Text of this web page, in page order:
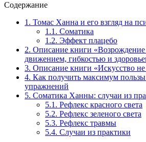
Содержание
1. Томас Ханна и его взгляд на
1.1. Соматика
1.2. Эффект плацебо
2. Описание книги «Возрождение
движением, гибкостью и
3. Описание книги «Искусство не
4. Как получить максимум
упражнений
5. Соматика Ханны: случаи из
5.1. Рефлекс красного света
5.2. Рефлекс зеленого света
5.3. Рефлекс травмы
5.4. Случаи из практики